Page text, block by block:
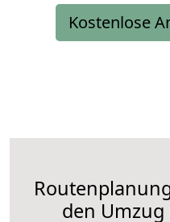
Kostenlose
den